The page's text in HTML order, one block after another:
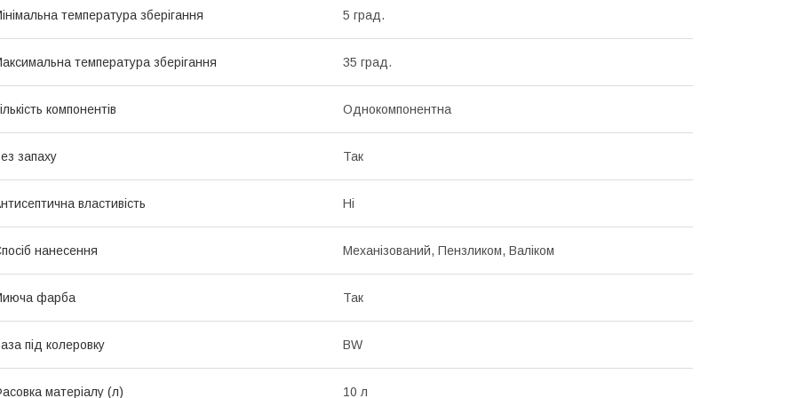
температура зберігання 5 град.
температура зберігання 35 град.
компонентів Однокомпонентна
запаху Так
властивість Ні
нанесення Механізований, Пензликом, Валіком
фарба Так
під колеровку BW
матеріалу (л) 10 л